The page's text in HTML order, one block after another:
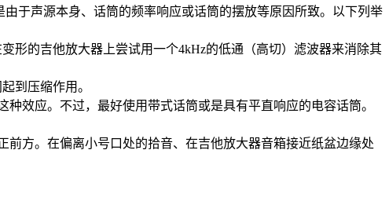
于声源本身、话筒的频率响应或话筒的摆放等原因所致。以下列举
的吉他放大器上尝试用一个4kHz的低通（高切）滤波器来消除其
到压缩作用。
效应。不过，最好使用带式话筒或是具有平直响应的电容话筒。
方。在偏离小号口处的拾音、在吉他放大器音箱接近纸盆边缘处